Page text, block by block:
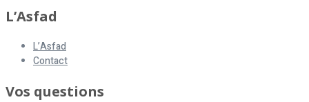
L’Asfad
L’Asfad
Contact
Vos questions